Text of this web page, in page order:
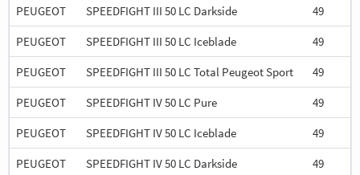
PEUGEOT
SPEEDFIGHT III 50 LC Darkside
49
PEUGEOT
SPEEDFIGHT III 50 LC Iceblade
49
PEUGEOT
SPEEDFIGHT III 50 LC Total Peugeot Sport
49
PEUGEOT
SPEEDFIGHT IV 50 LC Pure
49
PEUGEOT
SPEEDFIGHT IV 50 LC Iceblade
49
PEUGEOT
SPEEDFIGHT IV 50 LC Darkside
49